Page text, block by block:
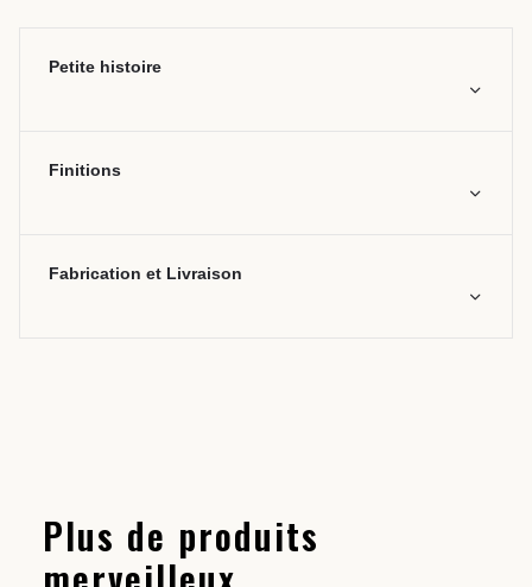
Petite histoire
Finitions
Fabrication et Livraison
Plus de produits